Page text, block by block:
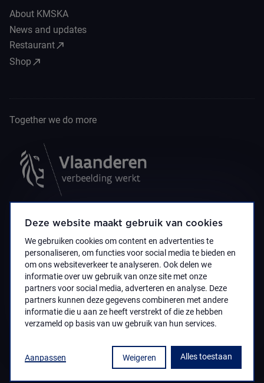
Deze website maakt gebruik van cookies
We gebruiken cookies om content en advertenties te
personaliseren, om functies voor social media te bieden en
om ons websiteverkeer te analyseren. Ook delen we
informatie over uw gebruik van onze site met onze
partners voor social media, adverteren en analyse. Deze
partners kunnen deze gegevens combineren met andere
informatie die u aan ze heeft verstrekt of die ze hebben
verzameld op basis van uw gebruik van hun services.
Aanpassen Weigeren Alles toestaan
About KMSKA
News and updates
Restaurantcall_made
Shopcall_made
Together we do more
Accessibility StatementPrivacy policy
© 2021 Koninklijk Museum voor Schone Kunsten